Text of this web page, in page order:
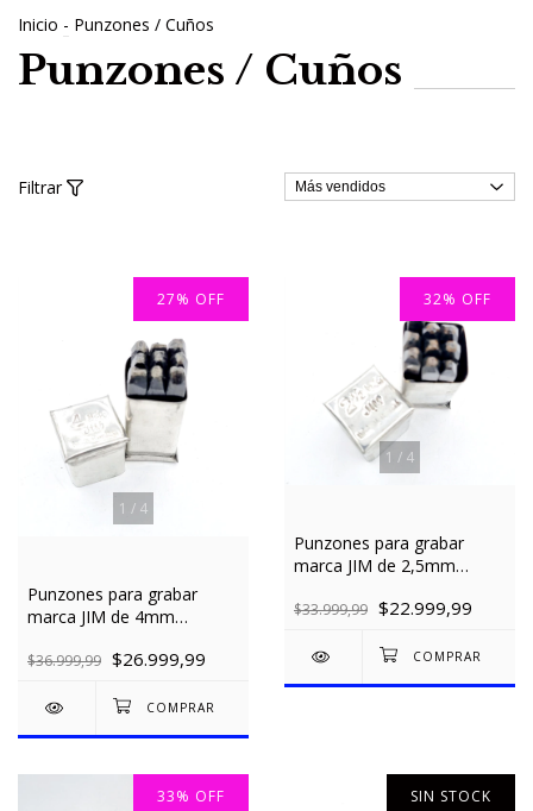
Inicio - Punzones / Cuños
Punzones / Cuños
Filtrar
1 / 4
27% OFF
Punzones para grabar
marca JIM de 4mm
$36.999,99 $26.999,99
1 / 4
32% OFF
Punzones para grabar
marca JIM de 2,5mm
$33.999,99 $22.999,99
33% OFF SIN STOCK